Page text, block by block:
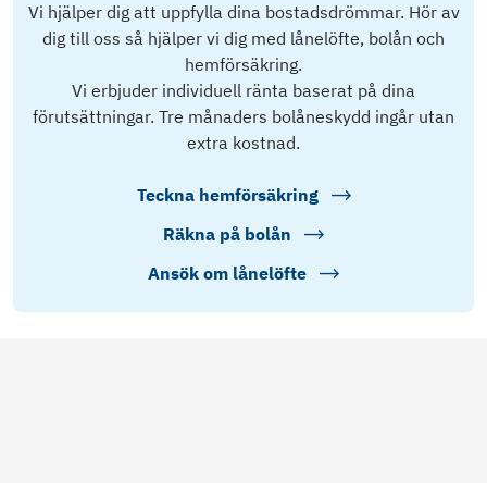
Vi hjälper dig att uppfylla dina bostadsdrömmar. Hör av
dig till oss så hjälper vi dig med lånelöfte, bolån och
hemförsäkring.
Vi erbjuder individuell ränta baserat på dina
förutsättningar. Tre månaders bolåneskydd ingår utan
extra kostnad.
Teckna hemförsäkring
Räkna på bolån
Ansök om lånelöfte